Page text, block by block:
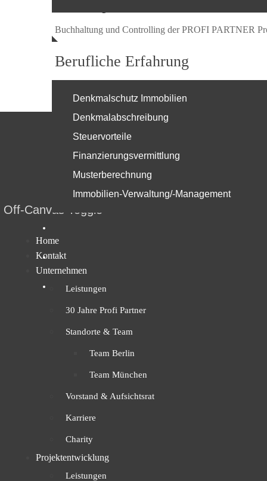
Denkmalschutz Immobilien
Denkmalabschreibung
Steuervorteile
Finanzierungsvermittlung
Musterberechnung
Immobilien-Verwaltung/-Management
Schwerpunkte
Buchhaltung und Controlling der PROFI PARTNER
Berufliche Erfahrung
Langjährige Erfahrung in Buchhaltung, Bau- und
Kontakt Impressum
Off-Canvas Toggle
Home
Kontakt
Unternehmen
Leistungen
30 Jahre Profi Partner
Standorte & Team
Team Berlin
Team München
Vorstand & Aufsichtsrat
Karriere
Charity
Projektentwicklung
Leistungen